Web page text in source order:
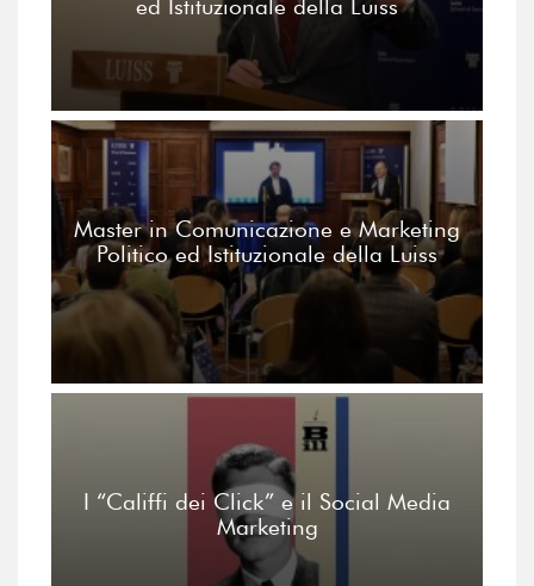
ed Istituzionale della Luiss
Master in Comunicazione e Marketing
Politico ed Istituzionale della Luiss
I “Califfi dei Click” e il Social Media
Marketing